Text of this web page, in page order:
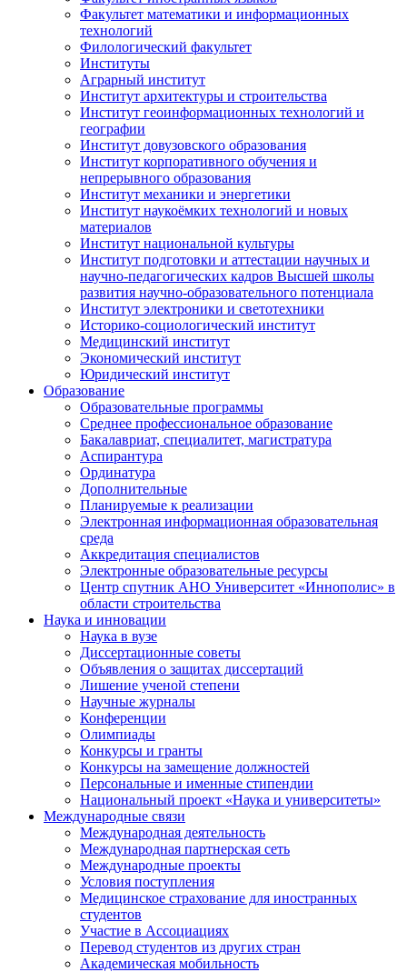
Факультет математики и информационных
технологий
Филологический факультет
Институты
Аграрный институт
Институт архитектуры и строительства
Институт геоинформационных технологий и
географии
Институт довузовского образования
Институт корпоративного обучения и
непрерывного образования
Институт механики и энергетики
Институт наукоёмких технологий и новых
материалов
Институт национальной культуры
Институт подготовки и аттестации научных и
научно-педагогических кадров Высшей школы
развития научно-образовательного потенциала
Институт электроники и светотехники
Историко-социологический институт
Медицинский институт
Экономический институт
Юридический институт
Образование
Образовательные программы
Среднее профессиональное образование
Бакалавриат, специалитет, магистратура
Аспирантура
Ординатура
Дополнительные
Планируемые к реализации
Электронная информационная образовательная
среда
Аккредитация специалистов
Электронные образовательные ресурсы
Центр спутник АНО Университет «Иннополис» в
области строительства
Наука и инновации
Наука в вузе
Диссертационные советы
Объявления о защитах диссертаций
Лишение ученой степени
Научные журналы
Конференции
Олимпиады
Конкурсы и гранты
Конкурсы на замещение должностей
Персональные и именные стипендии
Национальный проект «Наука и университеты»
Международные связи
Международная деятельность
Международная партнерская сеть
Международные проекты
Условия поступления
Медицинское страхование для иностранных
студентов
Участие в Ассоциациях
Перевод студентов из других стран
Академическая мобильность